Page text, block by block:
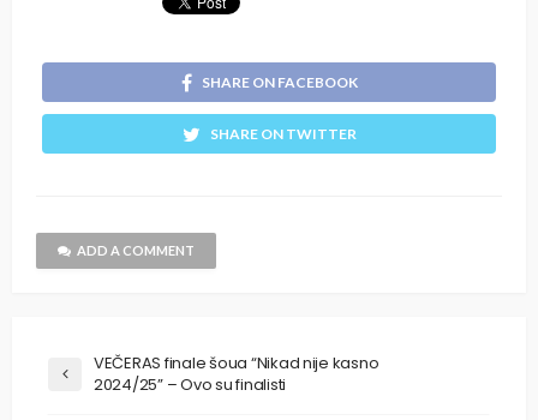
SHARE ON FACEBOOK
SHARE ON TWITTER
ADD A COMMENT
VEČERAS finale šoua “Nikad nije kasno
2024/25” – Ovo su finalisti